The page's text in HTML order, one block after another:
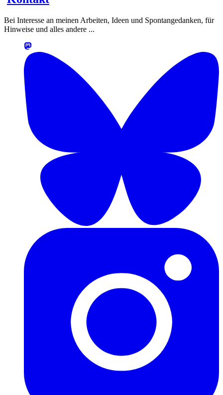
Bei Interesse an meinen Arbeiten, Ideen und Spontangedanken, für
Hinweise und alles andere ...